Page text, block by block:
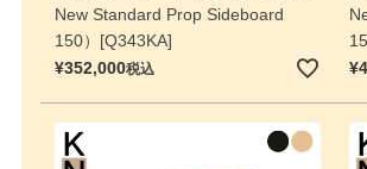
New Standard Prop Sideboard
150）[Q343KA]
¥352,000税込
¥